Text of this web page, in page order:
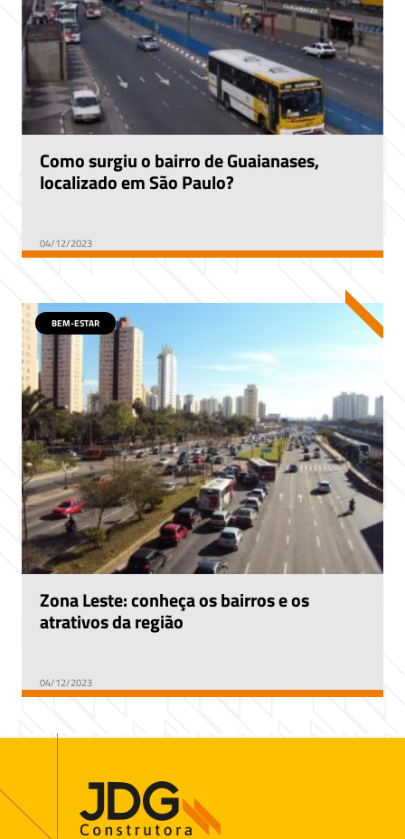
Como surgiu o bairro de Guaianases,
localizado em São Paulo?
04/12/2023
Zona Leste: conheça os bairros e os
atrativos da região
04/12/2023
BEM-ESTAR